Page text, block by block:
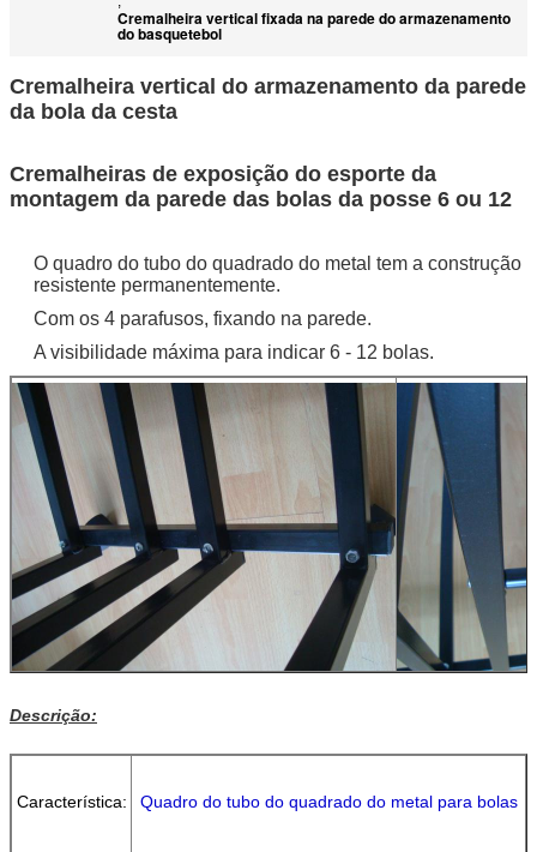
Cremalheira vertical fixada na parede do armazenamento
do basquetebol
Cremalheira vertical do armazenamento da parede
da bola da cesta
Cremalheiras de exposição do esporte da
montagem da parede das bolas da posse 6 ou 12
O quadro do tubo do quadrado do metal tem a construção
resistente permanentemente.
Com os 4 parafusos, fixando na parede.
A visibilidade máxima para indicar 6 - 12 bolas.
Descrição:
Característica: Quadro do tubo do quadrado do metal para bolas